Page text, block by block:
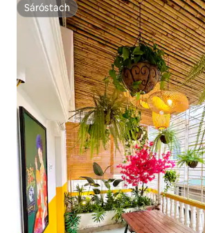
Sáróstach
Sáróstach